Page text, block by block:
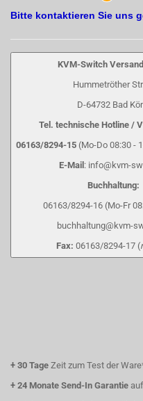
Bitte kontaktieren Sie uns
KVM-Switch
Hummetröther
D-64732 Bad
Tel. technische Hotline /
06163/8294-15 (Mo-Do 08:30 -
E-Mail : info@kvm-
Buchhaltung:
06163/8294-16 (Mo-Fr
buchhaltung@kvm-
Fax: 06163/8294-17 (
+ 30 Tage Zeit zum Test der
+ 24 Monate Send-In Garantie